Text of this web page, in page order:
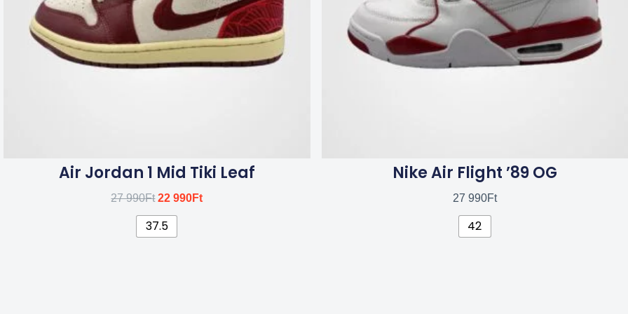
Air Jordan 1 Mid Tiki Leaf
27 990Ft 22 990Ft
a
termékoldalon
választhatók
ki
37.5
Nike Air Flight ’89 OG
27 990Ft
a
termékoldalon
választhatók
ki
42